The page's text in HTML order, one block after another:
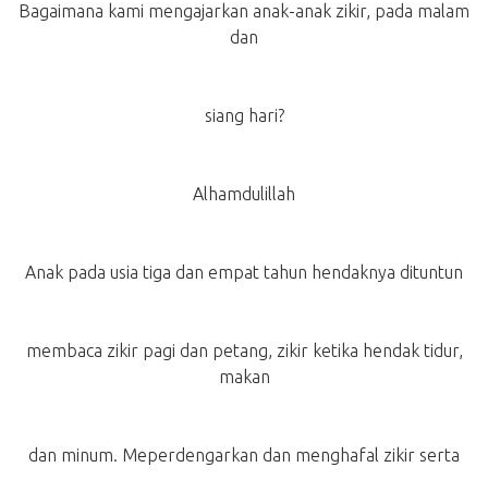
Bagaimana kami mengajarkan anak-anak zikir, pada malam
dan
siang hari?
Alhamdulillah
Anak pada usia tiga dan empat tahun hendaknya dituntun
membaca zikir pagi dan petang, zikir ketika hendak tidur,
makan
dan minum. Meperdengarkan dan menghafal zikir serta